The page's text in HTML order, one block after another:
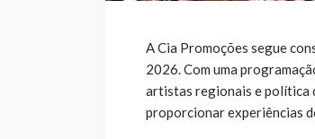
A Cia Promoções segue
2026. Com uma
artistas regionais e política
proporcionar experiências